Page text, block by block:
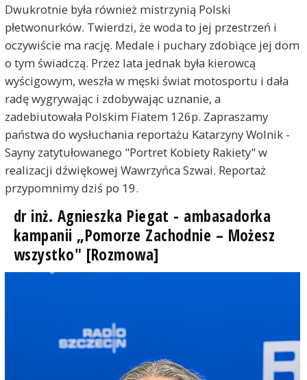
Dwukrotnie była również mistrzynią Polski
płetwonurków. Twierdzi, że woda to jej przestrzeń i
oczywiście ma rację. Medale i puchary zdobiące jej dom
o tym świadczą. Przez lata jednak była kierowcą
wyścigowym, weszła w męski świat motosportu i dała
radę wygrywając i zdobywając uznanie, a
zadebiutowała Polskim Fiatem 126p. Zapraszamy
państwa do wysłuchania reportażu Katarzyny Wolnik -
Sayny zatytułowanego "Portret Kobiety Rakiety" w
realizacji dźwiękowej Wawrzyńca Szwai. Reportaż
przypomnimy dziś po 19.
dr inż. Agnieszka Piegat - ambasadorka
kampanii „Pomorze Zachodnie – Możesz
wszystko" [Rozmowa]